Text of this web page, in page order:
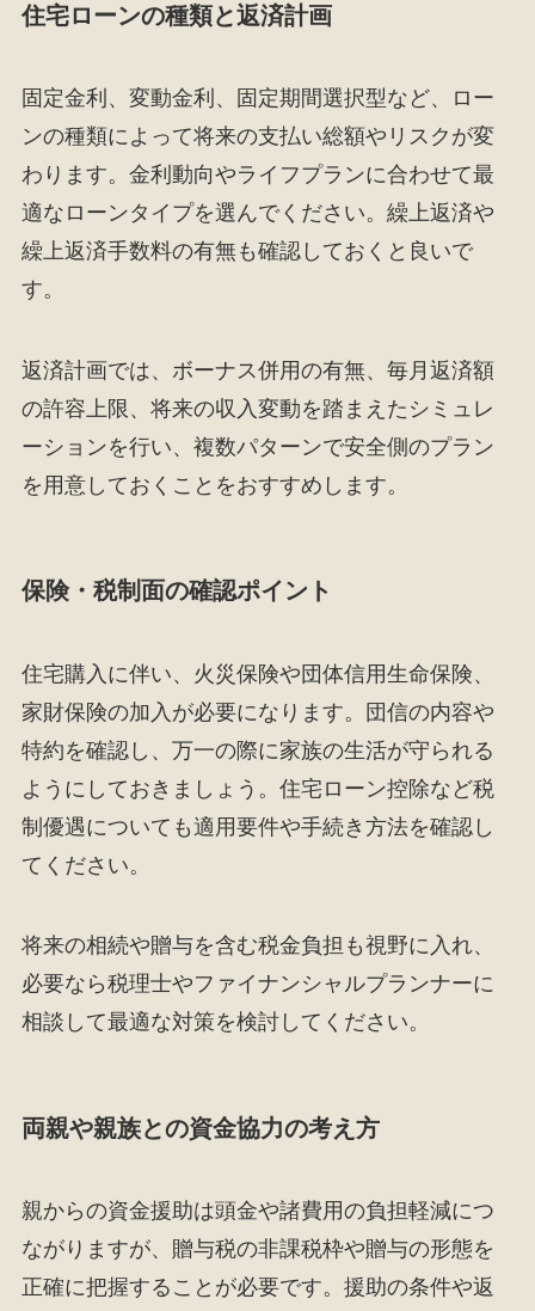
住宅ローンの種類と返済計画
固定金利、変動金利、固定期間選択型など、ロー
ンの種類によって将来の支払い総額やリスクが変
わります。金利動向やライフプランに合わせて最
適なローンタイプを選んでください。繰上返済や
繰上返済手数料の有無も確認しておくと良いで
す。
返済計画では、ボーナス併用の有無、毎月返済額
の許容上限、将来の収入変動を踏まえたシミュレ
ーションを行い、複数パターンで安全側のプラン
を用意しておくことをおすすめします。
保険・税制面の確認ポイント
住宅購入に伴い、火災保険や団体信用生命保険、
家財保険の加入が必要になります。団信の内容や
特約を確認し、万一の際に家族の生活が守られる
ようにしておきましょう。住宅ローン控除など税
制優遇についても適用要件や手続き方法を確認し
てください。
将来の相続や贈与を含む税金負担も視野に入れ、
必要なら税理士やファイナンシャルプランナーに
相談して最適な対策を検討してください。
両親や親族との資金協力の考え方
親からの資金援助は頭金や諸費用の負担軽減につ
ながりますが、贈与税の非課税枠や贈与の形態を
正確に把握することが必要です。援助の条件や返